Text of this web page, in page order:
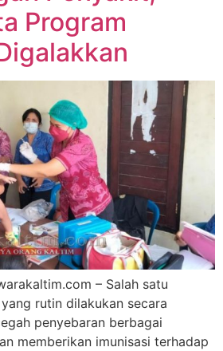
Program
– Salah satu
rutin dilakukan secara
penyebaran berbagai
memberikan imunisasi terhadap